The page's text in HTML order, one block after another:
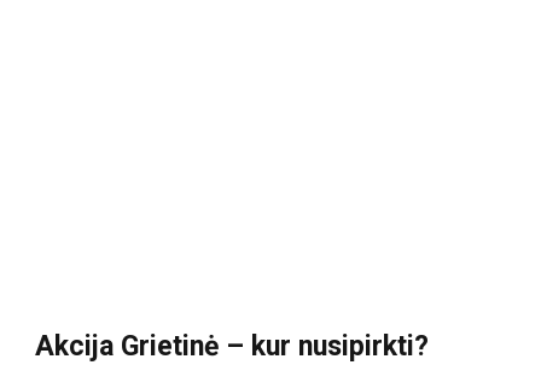
Akcija Grietinė – kur nusipirkti?